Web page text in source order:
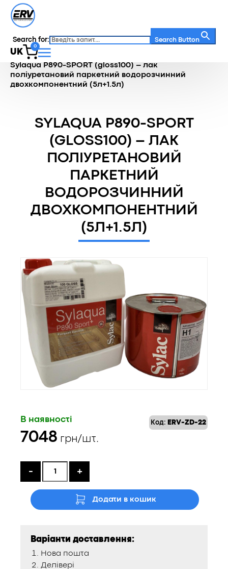
Search for: Search Button
UK
0
Головна / Каталог
Sylaqua P890-SPORT (gloss100) – лак
поліуретановий паркетний водорозчинний
двохкомпонентний (5л+1.5л)
SYLAQUA P890-SPORT
(GLOSS100) – ЛАК
ПОЛІУРЕТАНОВИЙ
ПАРКЕТНИЙ
ВОДОРОЗЧИННИЙ
ДВОХКОМПОНЕНТНИЙ
(5Л+1.5Л)
Код: ERV-ZD-22
В наявності
7048 грн/шт.
- +
Додати в кошик
Варіанти доставлення:
Нова пошта
Делівері